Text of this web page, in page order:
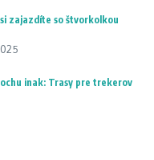
zajazdíte so štvorkolkou
inak: Trasy pre trekerov